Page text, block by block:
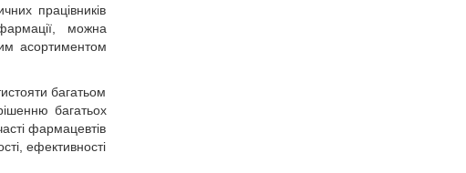
працівників
можна
асортиментом
багатьом
багатьох
фармацевтів
ефективності